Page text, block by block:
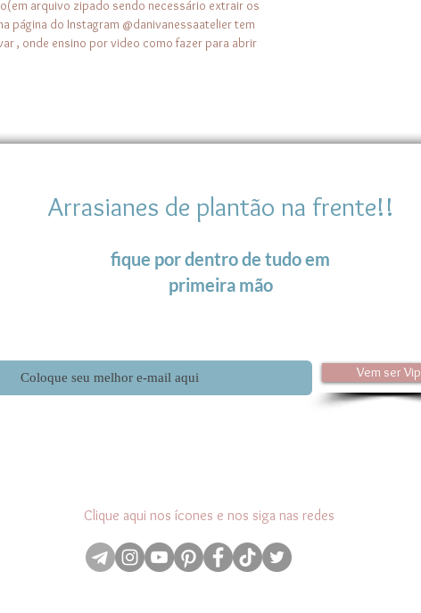
arquivo zipado sendo necessário extrair os
página do Instagram @danivanessaatelier tem
, onde ensino por video como fazer para abrir
Arrasianes de plantão na frente!!
fique por dentro de tudo em
primeira mão
Vem ser Vip
Clique aqui nos ícones e nos siga nas redes